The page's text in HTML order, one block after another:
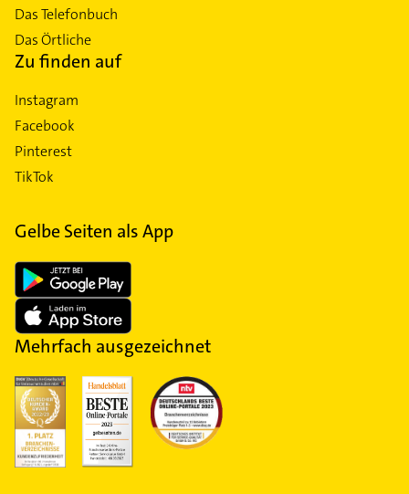
Das Telefonbuch
Das Örtliche
Zu finden auf
Instagram
Facebook
Pinterest
TikTok
Gelbe Seiten als App
Mehrfach ausgezeichnet